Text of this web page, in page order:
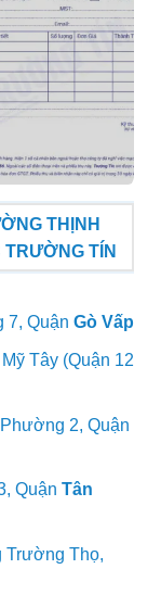
THỊNH
TÍN
7, Quận Gò Vấp
Tây (Quận 12
2, Quận
Quận Tân
Trường Thọ,